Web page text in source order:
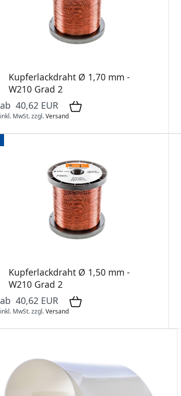
Kupferlackdraht Ø 1,70 mm -
W210 Grad 2
ab 40,62 EUR
inkl. MwSt.zzgl.Versand
Kupferlackdraht Ø 1,50 mm -
W210 Grad 2
ab 40,62 EUR
inkl. MwSt.zzgl.Versand